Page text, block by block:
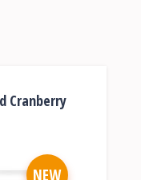
Cranberry
NEW